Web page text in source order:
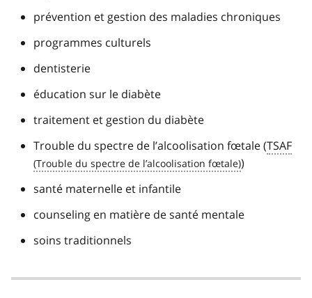
prévention et gestion des maladies chroniques
programmes culturels
dentisterie
éducation sur le diabète
traitement et gestion du diabète
Trouble du spectre de l’alcoolisation fœtale (TSAF
)
santé maternelle et infantile
counseling en matière de santé mentale
soins traditionnels